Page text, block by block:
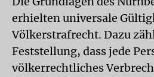
erhielten universale
Völkerstrafrecht. Dazu
Feststellung, dass jede
völkerrechtliches